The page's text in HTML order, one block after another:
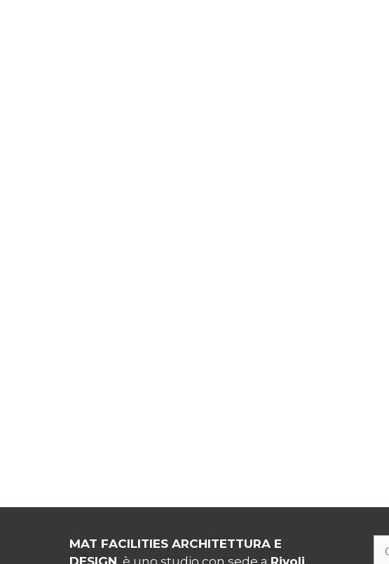
MAT FACILITIES ARCHITETTURA E
DESIGN è uno studio con sede a Rivoli